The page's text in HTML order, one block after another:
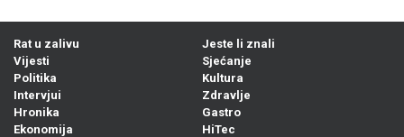
Rat u zalivu
Vijesti
Politika
Intervjui
Hronika
Ekonomija
Jeste li znali
Sjećanje
Kultura
Zdravlje
Gastro
HiTec